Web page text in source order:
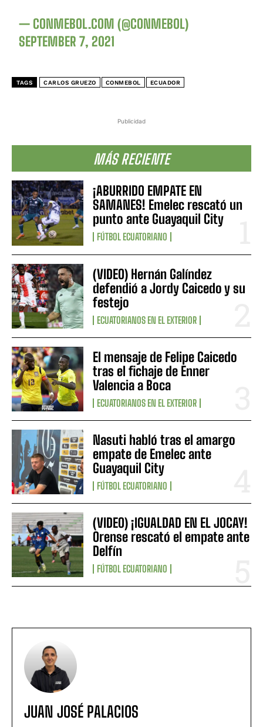
Publicidad
MÁS RECIENTE
¡ABURRIDO EMPATE EN
SAMANES! Emelec rescató un
punto ante Guayaquil City
FÚTBOL ECUATORIANO
(VIDEO) Hernán Galíndez
defendió a Jordy Caicedo y su
festejo
ECUATORIANOS EN EL EXTERIOR
El mensaje de Felipe Caicedo
tras el fichaje de Enner
Valencia a Boca
ECUATORIANOS EN EL EXTERIOR
Nasuti habló tras el amargo
empate de Emelec ante
Guayaquil City
FÚTBOL ECUATORIANO
(VIDEO) ¡IGUALDAD EN EL JOCAY!
Orense rescató el empate ante
Delfín
FÚTBOL ECUATORIANO
— CONMEBOL.COM (@CONMEBOL)
SEPTEMBER 7, 2021
TAGS CARLOS GRUEZO CONMEBOL ECUADOR
JUAN JOSÉ PALACIOS